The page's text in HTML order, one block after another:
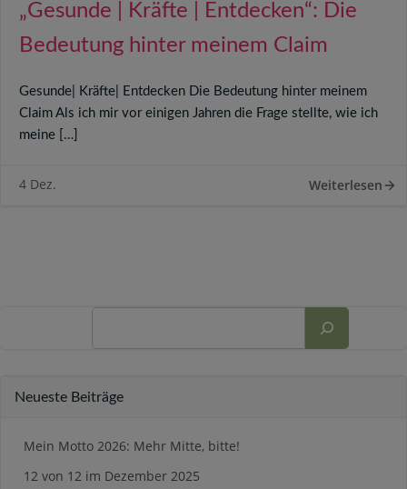
„Gesunde | Kräfte | Entdecken“: Die
Bedeutung hinter meinem Claim
Gesunde| Kräfte| Entdecken Die Bedeutung hinter meinem
Claim Als ich mir vor einigen Jahren die Frage stellte, wie ich
meine […]
4 Dez. Weiterlesen
Neueste Beiträge
Mein Motto 2026: Mehr Mitte, bitte!
12 von 12 im Dezember 2025